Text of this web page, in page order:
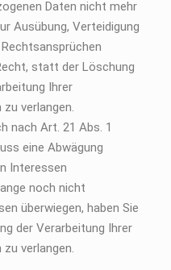
Daten nicht mehr
Ausübung, Verteidigung
statt der Löschung
Ihrer
verlangen.
nach Art. 21 Abs. 1
eine Abwägung
Interessen
noch nicht
überwiegen, haben Sie
der Verarbeitung Ihrer
verlangen.